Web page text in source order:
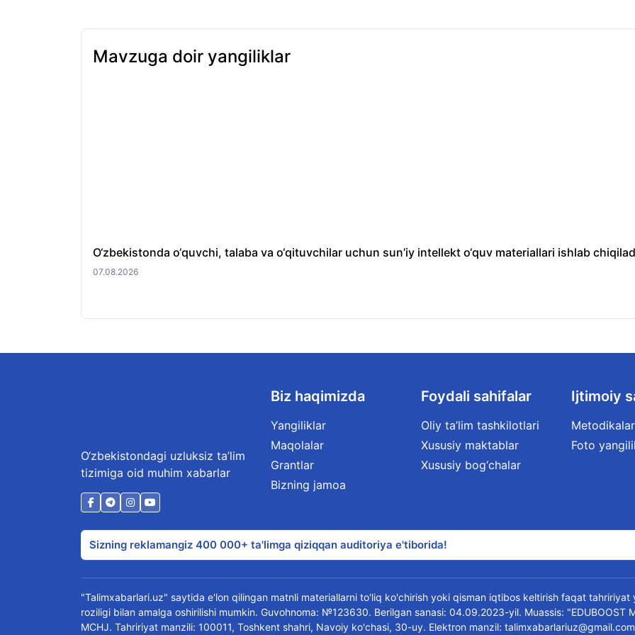
Mavzuga doir yangiliklar
O‘zbekistonda o‘quvchi, talaba va o‘qituvchilar uchun sun’iy intellekt o‘quv materiallari ishlab
07.08.2026
O‘zbekistondagi uzluksiz ta’lim
tizimiga oid muhim xabarlar
Biz haqimizda
Yangiliklar
Maqolalar
Grantlar
Bizning jamoa
Foydali sahifalar
Oliy ta’lim tashkilotlari
Xususiy maktablar
Xususiy bog‘chalar
Ijtimoiy
Metodikalar
Foto
Sizning reklamangiz 400 000+ ta'limga qiziqqan auditoriya e'tiborida!
"Talimxabarlari.uz" saytida e'lon qilingan matnli materiallarni to'liq ko'chirish yoki qisman iqtibos keltirish faqat tahririyat
roziligi bilan amalga oshirilishi mumkin. Guvohnoma: №123630. Berilgan sanasi: 04.09.2023-yil. Muassis: "EDUBOOST
MCHJ. Tahririyat manzili: 100011, Toshkent shahri, Navoiy ko'chasi, 30-uy. Elektron manzil: talimxabarlariuz@gmail.com